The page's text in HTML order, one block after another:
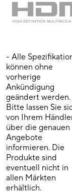
- Alle
können ohne
vorherige
Ankündigung
geändert werden.
Bitte lassen Sie
von Ihrem
über die genauen
Angebote
informieren. Die
Produkte sind
eventuell nicht in
allen Märkten
erhältlich.